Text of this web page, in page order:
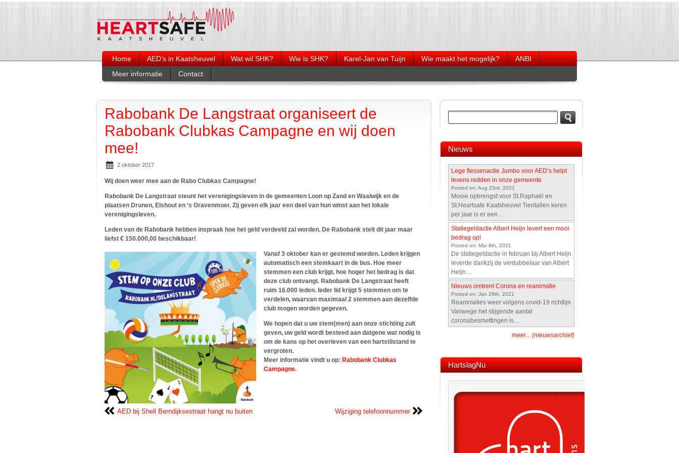
Home AED’s in Kaatsheuvel Wat wil SHK? Wie is SHK?
Wim Aussems
Peter Poort
Organogram
Karel-Jan van Tuijn Wie maakt het mogelijk?
wijkverenigingen
Vrienden van Stichting Heartsafe
ANBI
Meer informatie Contact
Artikelen Duinkoerier
Nazorg
Links
Rabobank De Langstraat organiseert de
Rabobank Clubkas Campagne en wij doen
mee!
2 oktober 2017
Wij doen weer mee aan de Rabo Clubkas Campagne!
Rabobank De Langstraat steunt het verenigingsleven in de gemeenten Loon op Zand en Waalwijk en de
plaatsen Drunen, Elshout en ‘s Gravenmoer. Zij geven elk jaar een deel van hun winst aan het lokale
verenigingsleven.
Leden van de Rabobank hebben inspraak hoe het geld verdeeld zal worden. De Rabobank stelt dit jaar maar
liefst € 150.000,00 beschikbaar!
Vanaf 3 oktober kan er gestemd worden. Leden krijgen
automatisch een stemkaart in de bus. Hoe meer
stemmen een club krijgt, hoe hoger het bedrag is dat
deze club ontvangt. Rabobank De Langstraat heeft
ruim 16.000 leden. Ieder lid krijgt 5 stemmen om te
verdelen, waarvan maximaal 2 stemmen aan dezelfde
club mogen worden gegeven.
We hopen dat u uw stem(men) aan onze stichting zult
geven, uw geld wordt besteed aan datgene wat nodig is
om de kans op het overleven van een hartstilstand te
vergroten.
Meer informatie vindt u op: Rabobank Clubkas
Campagne.
AED bij Shell Berndijksestraat hangt nu buiten Wijziging telefoonnummer
Nieuws
Lege flessenactie Jumbo voor AED’s helpt
levens redden in onze gemeente
Posted on: Aug 23rd, 2021
Mooie opbrengst voor St.Raphaël en
St.Heartsafe Kaatsheuvel Tientallen keren
per jaar is er een…
Statiegeldactie Albert Heijn levert een mooi
bedrag op!
Posted on: Mar 8th, 2021
De statiegeldactie in februari bij Albert Heijn
leverde dankzij de verdubbelaar van Albert
Heijn…
Nieuws omtrent Corona en reanimatie
Posted on: Jan 29th, 2021
Reanimaties weer volgens covid-19 richtlijn
Vanwege het stijgende aantal
coronabesmettingen is…
meer... (nieuwsarchief)
HartslagNu